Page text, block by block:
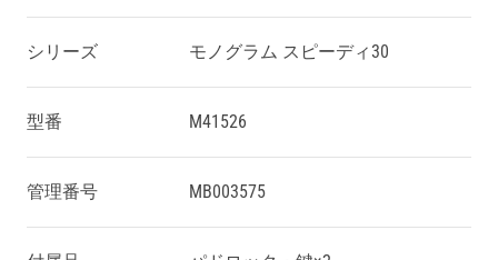
シリーズ モノグラム スピーディ30
型番 M41526
管理番号 MB003575